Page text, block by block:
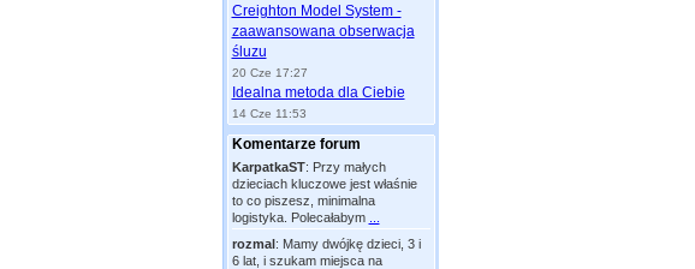
Creighton Model System -
zaawansowana obserwacja
śluzu
20 Cze 17:27
Idealna metoda dla Ciebie
14 Cze 11:53
Komentarze forum
KarpatkaST: Przy małych
dzieciach kluczowe jest właśnie
to co piszesz, minimalna
logistyka. Polecałabym
rozmal: Mamy dwójkę dzieci, 3 i
6 lat, i szukam miejsca na